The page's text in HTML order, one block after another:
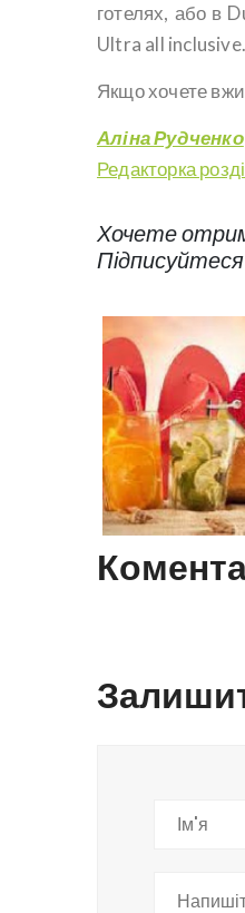
готелях, або в
Ultra all inclusive.
Якщо хочете
Аліна Рудченко
Редакторка
Хочете